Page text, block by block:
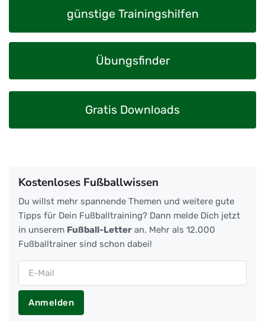
günstige Trainingshilfen
Übungsfinder
Gratis Downloads
Kostenloses Fußballwissen
Du willst mehr spannende Themen und weitere gute
Tipps für Dein Fußballtraining? Dann melde Dich jetzt
in unserem Fußball-Letter an. Mehr als 12.000
Fußballtrainer sind schon dabei!
Anmelden